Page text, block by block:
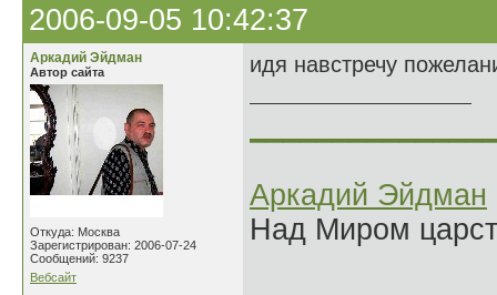
2006-09-05 10:42:37
Аркадий Эйдман
Автор сайта
Откуда: Москва
Зарегистрирован: 2006-07-24
Сообщений: 9237
Вебсайт
идя навстречу
Аркадий Эйдман
Над Миром